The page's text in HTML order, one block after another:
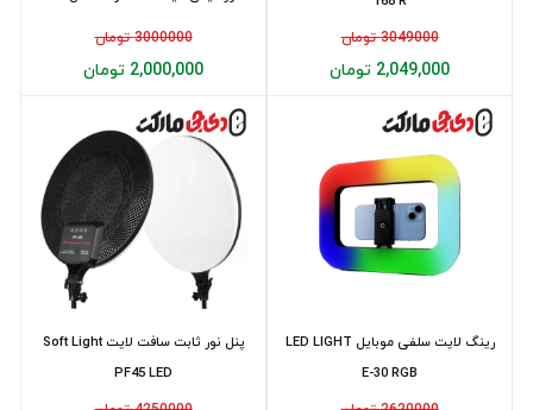
3000000 تومان
2,000,000 تومان
3049000 تومان
2,049,000 تومان
پنل نور ثابت سافت لايت Soft Light
PF45 LED
رینگ لایت سلفی موبایل LED LIGHT
E-30 RGB